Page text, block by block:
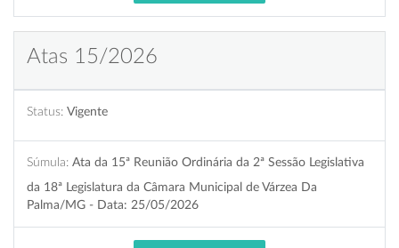
Atas 15/2026
Status: Vigente
Súmula: Ata da 15ª Reunião Ordinária da 2ª Sessão Legislativa
da 18ª Legislatura da Câmara Municipal de Várzea Da
Palma/MG - Data: 25/05/2026